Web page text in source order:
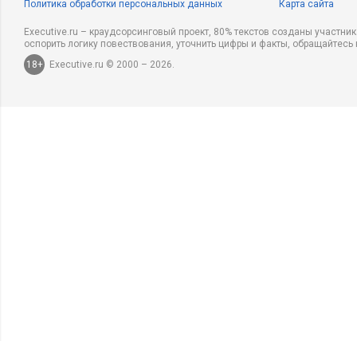
Политика обработки персональных данных Карта сайта
Executive.ru – краудсорсинговый проект, 80% текстов созданы
оспорить логику повествования, уточнить цифры и факты,
18+
Executive.ru © 2000 – 2026.